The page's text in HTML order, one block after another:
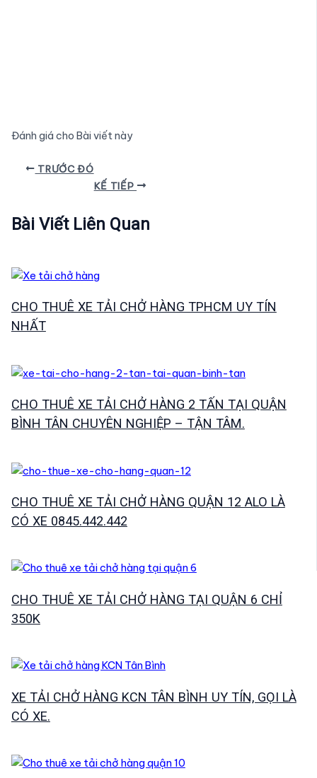
Đánh giá cho Bài viết này
Điều
viết
TRƯỚC ĐÓ
KẾ TIẾP
Bài Viết Liên Quan
CHO THUÊ XE TẢI CHỞ HÀNG TPHCM UY TÍN
NHẤT
CHO THUÊ XE TẢI CHỞ HÀNG 2 TẤN TẠI QUẬN
BÌNH TÂN CHUYÊN NGHIỆP – TẬN TÂM.
CHO THUÊ XE TẢI CHỞ HÀNG QUẬN 12 ALO LÀ
CÓ XE 0845.442.442
CHO THUÊ XE TẢI CHỞ HÀNG TẠI QUẬN 6 CHỈ
350K
XE TẢI CHỞ HÀNG KCN TÂN BÌNH UY TÍN, GỌI LÀ
CÓ XE.